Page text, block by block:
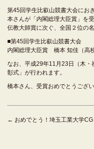
第45回学生比叡山競書大会にお
本さんが「内閣総理大臣賞」を
伝教大師賞に次ぐ、全国２位の
■第45回学生比叡山競書大会
内閣総理大臣賞 橋本 知佳（高
なお、平成29年11月23日（木・
彰式」が行われます。
橋本さん、受賞おめでとうござい
← おめでとう！埼玉工業大学